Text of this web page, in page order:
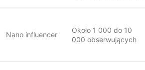
Nano influencer
Około 1 000 do 10
000 obserwujących